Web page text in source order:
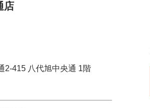
店
2-415 八代旭中央通 1階